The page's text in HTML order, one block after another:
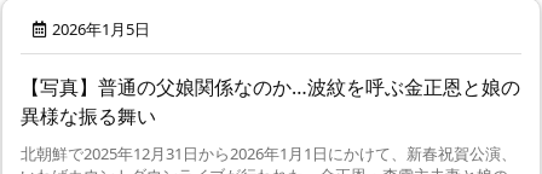
2026年1月5日
【写真】普通の父娘関係なのか…波紋を呼ぶ金正恩と娘の
異様な振る舞い
北朝鮮で2025年12月31日から2026年1月1日にかけて、新春祝賀公演、